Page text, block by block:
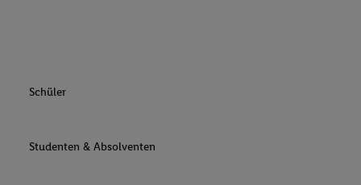
Schüler
Studenten & Absolventen